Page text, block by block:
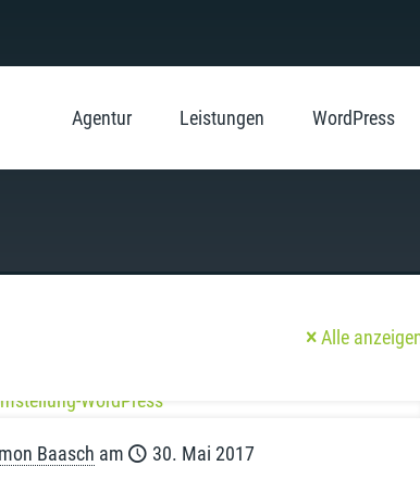
Agentur Leistungen WordPress
Alle
Baasch am 30. Mai 2017